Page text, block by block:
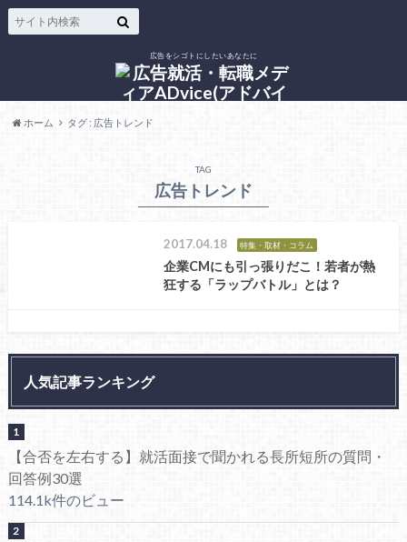
広告をシゴトにしたいあなたに
ホーム タグ : 広告トレンド
TAG
広告トレンド
2017.04.18 特集・取材・コラム
企業CMにも引っ張りだこ！若者が熱
狂する「ラップバトル」とは？
人気記事ランキング
【合否を左右する】就活面接で聞かれる長所短所の質問・
回答例30選
114.1k件のビュー